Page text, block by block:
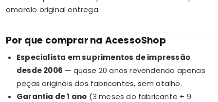
amarelo original entrega.
Por que comprar na AcessoShop
Especialista em suprimentos de impressão
desde 2006 — quase 20 anos revendendo apenas
peças originais dos fabricantes, sem atalho.
Garantia de 1 ano (3 meses do fabricante + 9